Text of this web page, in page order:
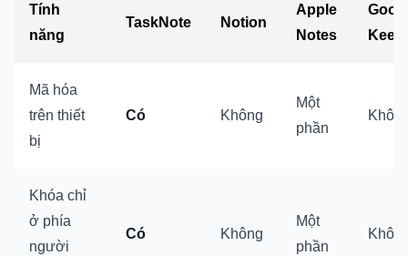
Tính
năng
TaskNote Notion
Apple
Notes
Keep
Mã hóa
trên thiết
bị
Có Không
Một
phần
Khóa chỉ
ở phía
người
Có Không
Một
phần